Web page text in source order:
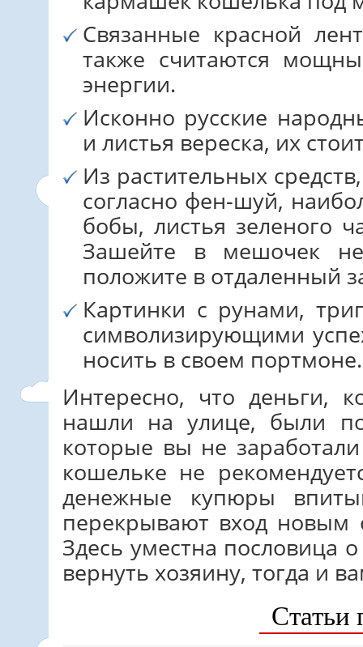
Связанные красной
также считаются
энергии.
Исконно русские
и листья вереска, их
Из растительных
согласно фен-шуй,
бобы, листья зеленого
Зашейте в мешочек
положите в отдаленный
Картинки с рунами,
символизирующими
носить в своем портмоне.
Интересно, что деньги,
нашли на улице, были
которые вы не
кошельке не
денежные купюры
перекрывают вход новым
Здесь уместна пословица
вернуть хозяину, тогда и
Статьи